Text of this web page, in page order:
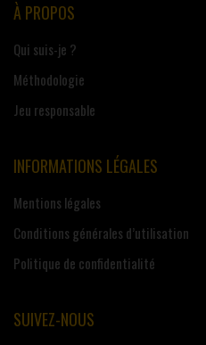
À PROPOS
Qui suis-je ?
Méthodologie
Jeu responsable
INFORMATIONS LÉGALES
Mentions légales
Conditions générales d’utilisation
Politique de confidentialité
SUIVEZ-NOUS